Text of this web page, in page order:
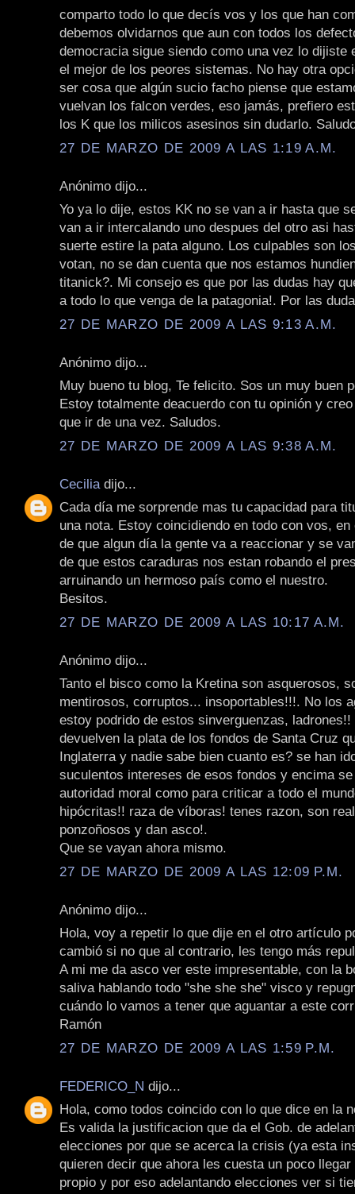
comparto todo lo que decís vos y los que han
debemos olvidarnos que aun con todos los
democracia sigue siendo como una vez lo dijiste
el mejor de los peores sistemas. No hay otra
ser cosa que algún sucio facho piense que
vuelvan los falcon verdes, eso jamás, prefiero
los K que los milicos asesinos sin dudarlo.
27 DE MARZO DE 2009 A LAS 1:19 A.M.
Anónimo dijo...
Yo ya lo dije, estos KK no se van a ir hasta que
van a ir intercalando uno despues del otro asi
suerte estire la pata alguno. Los culpables son
votan, no se dan cuenta que nos estamos
titanick?. Mi consejo es que por las dudas hay
a todo lo que venga de la patagonia!. Por las
27 DE MARZO DE 2009 A LAS 9:13 A.M.
Anónimo dijo...
Muy bueno tu blog, Te felicito. Sos un muy buen
Estoy totalmente deacuerdo con tu opinión y
que ir de una vez. Saludos.
27 DE MARZO DE 2009 A LAS 9:38 A.M.
Cecilia dijo...
Cada día me sorprende mas tu capacidad para
una nota. Estoy coincidiendo en todo con vos,
de que algun día la gente va a reaccionar y se
de que estos caraduras nos estan robando el
arruinando un hermoso país como el nuestro.
Besitos.
27 DE MARZO DE 2009 A LAS 10:17 A.M.
Anónimo dijo...
Tanto el bisco como la Kretina son asquerosos,
mentirosos, corruptos... insoportables!!!. No los
estoy podrido de estos sinverguenzas, ladrones!!
devuelven la plata de los fondos de Santa Cruz
Inglaterra y nadie sabe bien cuanto es? se han
suculentos intereses de esos fondos y encima
autoridad moral como para criticar a todo el
hipócritas!! raza de víboras! tenes razon, son
ponzoñosos y dan asco!.
Que se vayan ahora mismo.
27 DE MARZO DE 2009 A LAS 12:09 P.M.
Anónimo dijo...
Hola, voy a repetir lo que dije en el otro artículo
cambió si no que al contrario, les tengo más
A mi me da asco ver este impresentable, con la
saliva hablando todo "she she she" visco y
cuándo lo vamos a tener que aguantar a este
Ramón
27 DE MARZO DE 2009 A LAS 1:59 P.M.
FEDERICO_N dijo...
Hola, como todos coincido con lo que dice en la
Es valida la justificacion que da el Gob. de
elecciones por que se acerca la crisis (ya esta
quieren decir que ahora les cuesta un poco llegar
propio y por eso adelantando elecciones ver si